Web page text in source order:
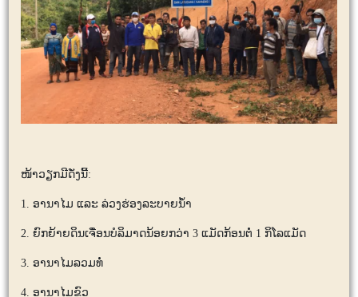
ໜ້າວຽກມີດັ່ງນີ້:
1. ອານາໄມ ແລະ ລ່ວງຮ່ອງລະບາຍນ້ໍາ
2. ​ຍົກຍ້າຍດິນເຈື່ອນບໍລິມາດນ້ອຍກວ່າ 3 ແມັດກ້ອນຕໍ່ 1 ກິໂລແມັດ
3. ອານາໄມລວມທໍ່
4. ອານາໄມຂົວ